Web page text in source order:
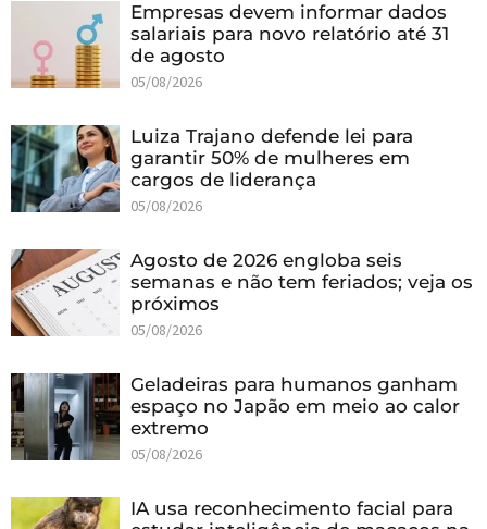
Empresas devem informar dados
salariais para novo relatório até 31
de agosto
05/08/2026
Luiza Trajano defende lei para
garantir 50% de mulheres em
cargos de liderança
05/08/2026
Agosto de 2026 engloba seis
semanas e não tem feriados; veja os
próximos
05/08/2026
Geladeiras para humanos ganham
espaço no Japão em meio ao calor
extremo
05/08/2026
IA usa reconhecimento facial para